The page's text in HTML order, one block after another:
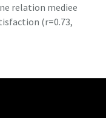
relation mediee
(r=0.73,